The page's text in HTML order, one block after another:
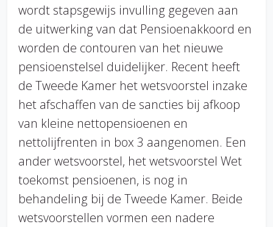
wordt stapsgewijs invulling gegeven aan
de uitwerking van dat Pensioenakkoord en
worden de contouren van het nieuwe
pensioenstelsel duidelijker. Recent heeft
de Tweede Kamer het wetsvoorstel inzake
het afschaffen van de sancties bij afkoop
van kleine nettopensioenen en
nettolijfrenten in box 3 aangenomen. Een
ander wetsvoorstel, het wetsvoorstel Wet
toekomst pensioenen, is nog in
behandeling bij de Tweede Kamer. Beide
wetsvoorstellen vormen een nadere